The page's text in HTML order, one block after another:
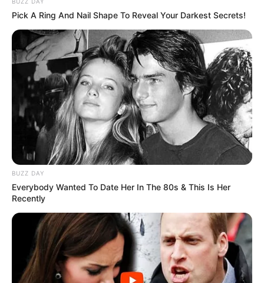
Pick A Ring And Nail Shape To Reveal Your Darkest Secrets!
BUZZ DAY
Everybody Wanted To Date Her In The 80s & This Is Her
Recently